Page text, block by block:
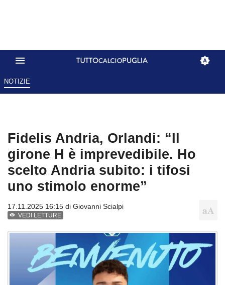
NOTIZIE
Fidelis Andria, Orlandi: “Il
girone H è imprevedibile. Ho
scelto Andria subito: i tifosi
uno stimolo enorme”
17.11.2025 16:15 di Giovanni Scialpi
VEDI LETTURE